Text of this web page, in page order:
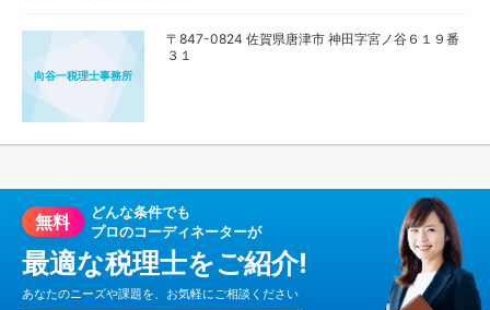
向谷一税理士事務所
〒847-0824 佐賀県唐津市 神田字宮ノ谷６１９番
３１
無料
どんな条件でも
プロのコーディネーターが
最適な税理士をご紹介!
あなたのニーズや課題を、お気軽にご相談ください